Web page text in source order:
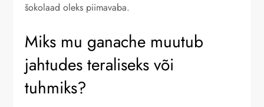
šokolaad oleks piimavaba.
Miks mu ganache muutub
jahtudes teraliseks või
tuhmiks?